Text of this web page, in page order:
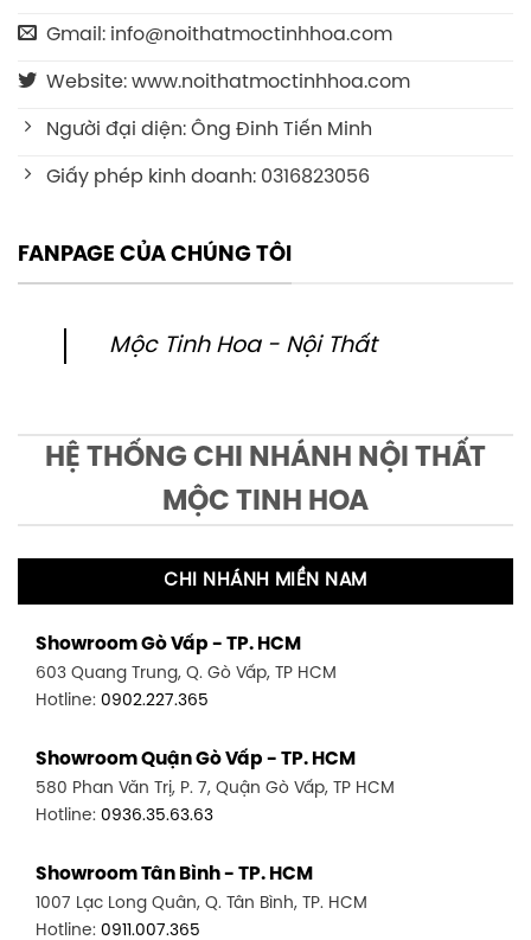
Gmail: info@noithatmoctinhhoa.com
Website: www.noithatmoctinhhoa.com
Người đại diện: Ông Đinh Tiến Minh
Giấy phép kinh doanh: 0316823056
FANPAGE CỦA CHÚNG TÔI
Mộc Tinh Hoa - Nội Thất
HỆ THỐNG CHI NHÁNH NỘI THẤT
MỘC TINH HOA
CHI NHÁNH MIỀN NAM
Showroom Gò Vấp - TP. HCM
603 Quang Trung, Q. Gò Vấp, TP HCM
Hotline: 0902.227.365
Showroom Quận Gò Vấp - TP. HCM
580 Phan Văn Trị, P. 7, Quận Gò Vấp, TP HCM
Hotline: 0936.35.63.63
Showroom Tân Bình - TP. HCM
1007 Lạc Long Quân, Q. Tân Bình, TP. HCM
Hotline: 0911.007.365